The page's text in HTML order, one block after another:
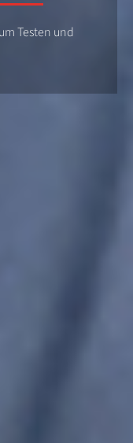
Testen und